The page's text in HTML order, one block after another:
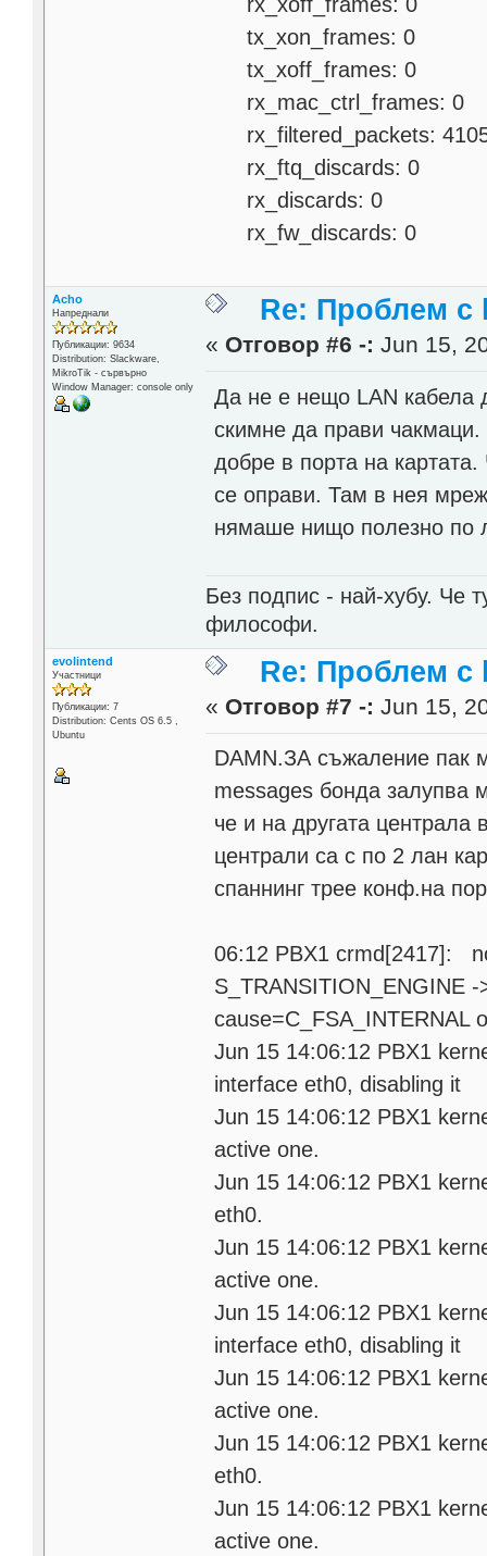
tx_xon_frames: 0
tx_xoff_frames: 0
rx_mac_ctrl_frames: 0
rx_filtered_packets:
rx_ftq_discards: 0
rx_discards: 0
rx_fw_discards: 0
Acho
Напреднали
Публикации: 9634
Distribution: Slackware,
MikroTik - сървърно
Window Manager: console only
Re: Проблем с
« Отговор #6 -: Jun 15,
Да не е нещо LAN кабела
скимне да прави чакмаци.
добре в порта на картата.
се оправи. Там в нея
нямаше нищо полезно по
Без подпис - най-хубу. Че
философи.
evolintend
Участници
Публикации: 7
Distribution: Cents OS 6.5 ,
Ubuntu
Re: Проблем с
« Отговор #7 -: Jun 15,
DAMN.ЗА съжаление пак
messages бонда залупва
че и на другата
централи са с по 2 лан
спаннинг трее конф.на
06:12 PBX1 crmd[2417]:
S_TRANSITION_ENGINE
cause=C_FSA_INTERNAL
Jun 15 14:06:12 PBX1
interface eth0, disabling it
Jun 15 14:06:12 PBX1
active one.
Jun 15 14:06:12 PBX1
eth0.
Jun 15 14:06:12 PBX1
active one.
Jun 15 14:06:12 PBX1
interface eth0, disabling it
Jun 15 14:06:12 PBX1
active one.
Jun 15 14:06:12 PBX1
eth0.
Jun 15 14:06:12 PBX1
active one.